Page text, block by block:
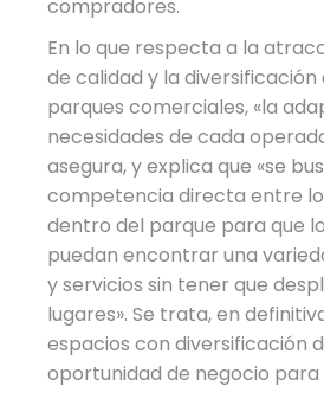
compradores.
En lo que respecta a la
de calidad y la diversificación
parques comerciales, «la
necesidades de cada
asegura, y explica que «se
competencia directa entre
dentro del parque para que
puedan encontrar una
y servicios sin tener que
lugares». Se trata, en
espacios con diversificación
oportunidad de negocio